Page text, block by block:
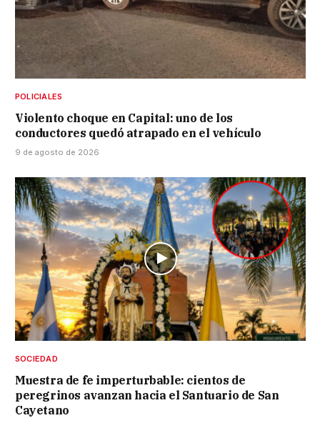
POLICIALES
Violento choque en Capital: uno de los
conductores quedó atrapado en el vehículo
9 de agosto de 2026
SOCIEDAD
Muestra de fe imperturbable: cientos de
peregrinos avanzan hacia el Santuario de San
Cayetano